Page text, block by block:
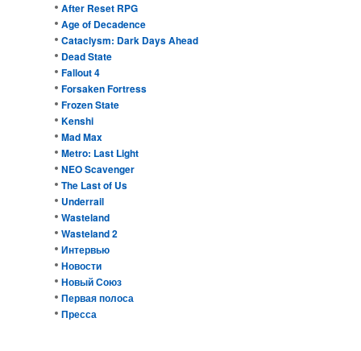
After Reset RPG
Age of Decadence
Cataclysm: Dark Days Ahead
Dead State
Fallout 4
Forsaken Fortress
Frozen State
Kenshi
Mad Max
Metro: Last Light
NEO Scavenger
The Last of Us
Underrail
Wasteland
Wasteland 2
Интервью
Новости
Новый Союз
Первая полоса
Пресса